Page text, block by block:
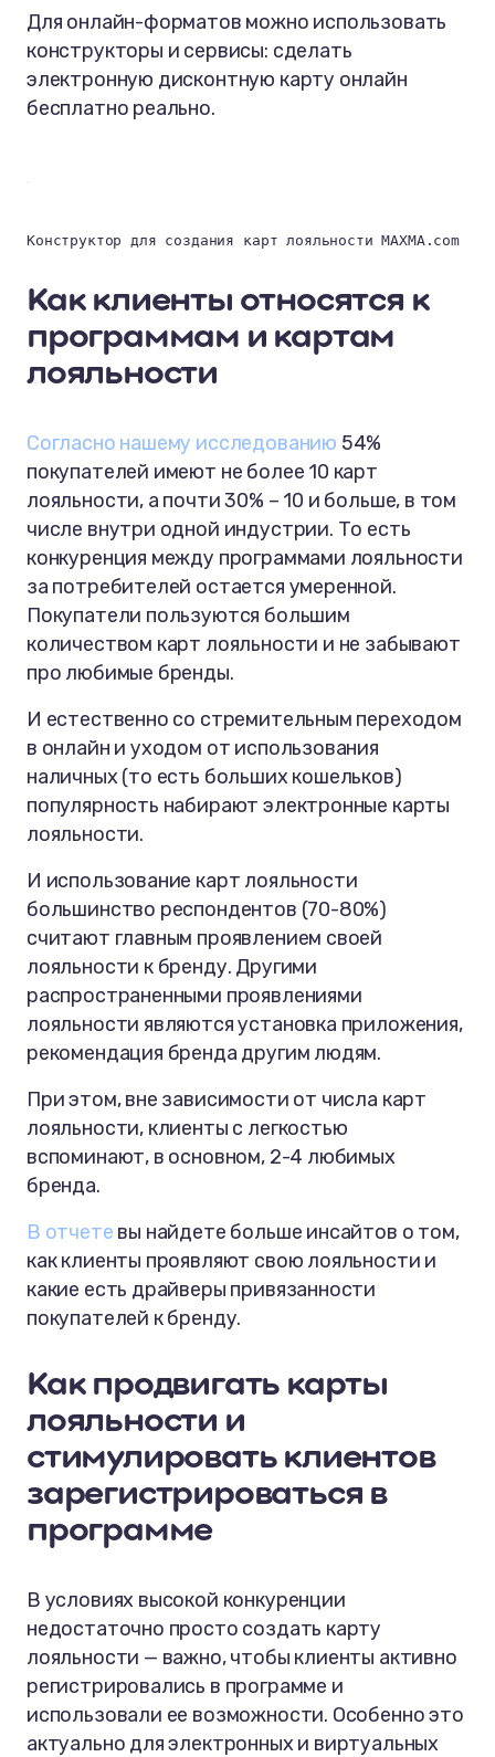
Для онлайн-форматов можно использовать
конструкторы и сервисы: сделать
электронную дисконтную карту онлайн
бесплатно реально.
Конструктор для создания карт лояльности MAXMA.com
Как клиенты относятся к
программам и картам
лояльности
Согласно нашему исследованию 54%
покупателей имеют не более 10 карт
лояльности, а почти 30% – 10 и больше, в том
числе внутри одной индустрии. То есть
конкуренция между программами лояльности
за потребителей остается умеренной.
Покупатели пользуются большим
количеством карт лояльности и не забывают
про любимые бренды.
И естественно со стремительным переходом
в онлайн и уходом от использования
наличных (то есть больших кошельков)
популярность набирают электронные карты
лояльности.
И использование карт лояльности
большинство респондентов (70-80%)
считают главным проявлением своей
лояльности к бренду. Другими
распространенными проявлениями
лояльности являются установка приложения,
рекомендация бренда другим людям.
При этом, вне зависимости от числа карт
лояльности, клиенты с легкостью
вспоминают, в основном, 2-4 любимых
бренда.
В отчете вы найдете больше инсайтов о том,
как клиенты проявляют свою лояльности и
какие есть драйверы привязанности
покупателей к бренду.
Как продвигать карты
лояльности и
стимулировать клиентов
зарегистрироваться в
программе
В условиях высокой конкуренции
недостаточно просто создать карту
лояльности — важно, чтобы клиенты активно
регистрировались в программе и
использовали ее возможности. Особенно это
актуально для электронных и виртуальных